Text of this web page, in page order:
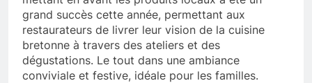
grand succès cette année, permettant aux
restaurateurs de livrer leur vision de la cuisine
bretonne à travers des ateliers et des
dégustations. Le tout dans une ambiance
conviviale et festive, idéale pour les familles.